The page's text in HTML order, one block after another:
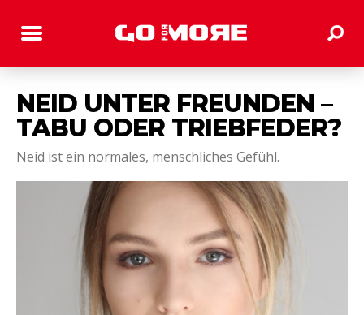
NEID UNTER FREUNDEN –
TABU ODER TRIEBFEDER?
Neid ist ein normales, menschliches Gefühl.